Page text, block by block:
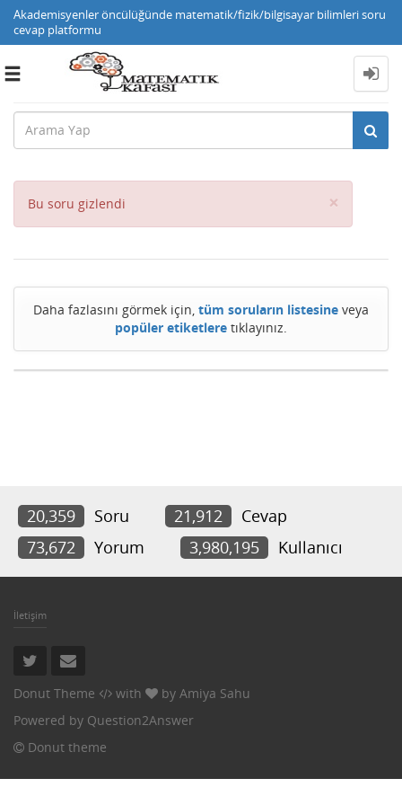
Akademisyenler öncülüğünde matematik/fizik/bilgisayar bilimleri soru
cevap platformu
Toggle
Bu soru gizlendi ×
Daha fazlasını görmek için, tüm soruların listesine veya
popüler etiketlere tıklayınız.
20,359 Soru 21,912
Cevap
73,672
Yorum 3,980,195 Kullanıcı
İletişim
Donut Theme with by Amiya Sahu
Powered by Question2Answer
Donut theme